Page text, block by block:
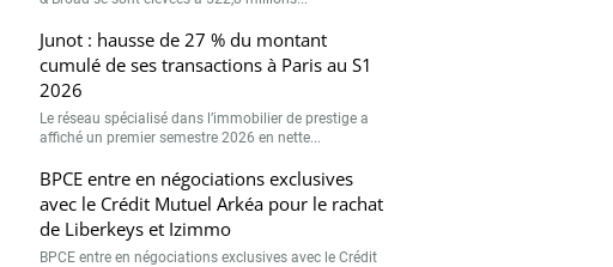
Junot : hausse de 27 % du montant
cumulé de ses transactions à Paris au S1
2026
Le réseau spécialisé dans l’immobilier de prestige a
affiché un premier semestre 2026 en nette...
BPCE entre en négociations exclusives
avec le Crédit Mutuel Arkéa pour le rachat
de Liberkeys et Izimmo
BPCE entre en négociations exclusives avec le Crédit